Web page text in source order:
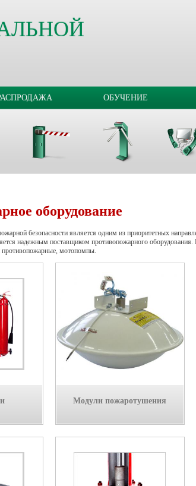
ОБУЧЕНИЕ
оборудование
безопасности является одним из приоритетных
надежным поставщиком противопожарного оборудования.
противопожарные, мотопомпы.
Модули пожаротушения